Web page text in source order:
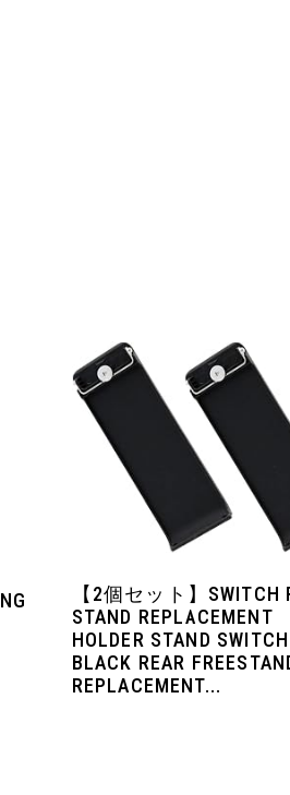
【2個セット】SWITCH
STAND REPLACEMENT
HOLDER STAND SWITCH
BLACK REAR
REPLACEMENT...